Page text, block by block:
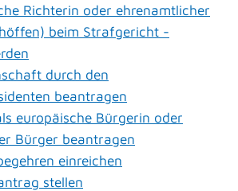
Richterin oder ehrenamtlicher
beim Strafgericht -
durch den
beantragen
europäische Bürgerin oder
Bürger beantragen
einreichen
stellen